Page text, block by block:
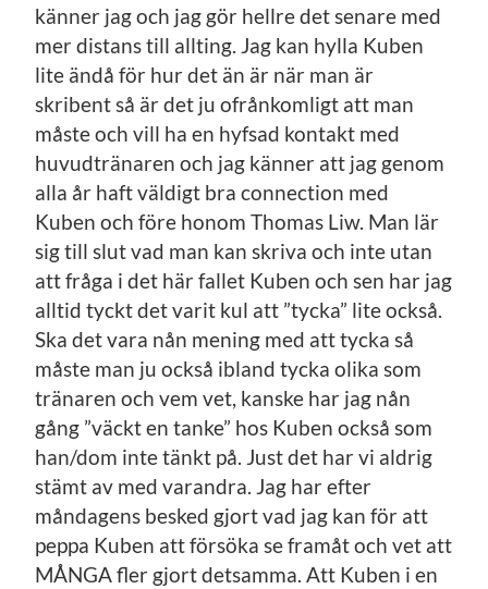
känner jag och jag gör hellre det senare med
mer distans till allting. Jag kan hylla Kuben
lite ändå för hur det än är när man är
skribent så är det ju ofrånkomligt att man
måste och vill ha en hyfsad kontakt med
huvudtränaren och jag känner att jag genom
alla år haft väldigt bra connection med
Kuben och före honom Thomas Liw. Man lär
sig till slut vad man kan skriva och inte utan
att fråga i det här fallet Kuben och sen har jag
alltid tyckt det varit kul att ”tycka” lite också.
Ska det vara nån mening med att tycka så
måste man ju också ibland tycka olika som
tränaren och vem vet, kanske har jag nån
gång ”väckt en tanke” hos Kuben också som
han/dom inte tänkt på. Just det har vi aldrig
stämt av med varandra. Jag har efter
måndagens besked gjort vad jag kan för att
peppa Kuben att försöka se framåt och vet att
MÅNGA fler gjort detsamma. Att Kuben i en